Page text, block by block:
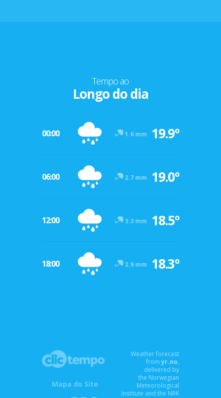
Tempo ao
Longo do dia
00:00 1.6 mm 19.9º
06:00 2.7 mm 19.0º
12:00 3.3 mm 18.5º
18:00 2.9 mm 18.3º
Mapa do Site
Weather forecast
fromyr.no,
delivered by
the Norwegian
Meteorological
Institute and the NRK